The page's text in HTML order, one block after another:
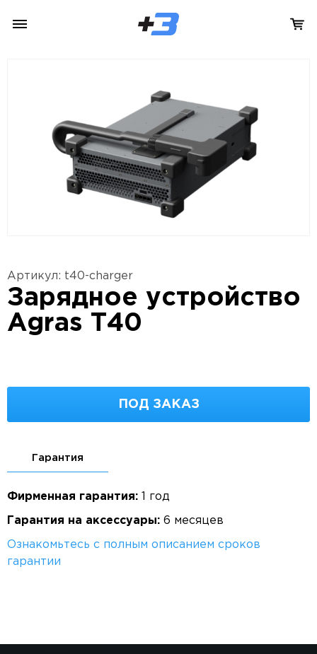
Артикул: t40-charger
Зарядное устройство
Agras T40
ПОД ЗАКАЗ
Гарантия
Фирменная гарантия: 1 год
Гарантия на аксессуары: 6 месяцев
Ознакомьтесь с полным описанием сроков
гарантии